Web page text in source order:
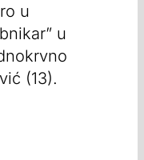
u
u
(13).